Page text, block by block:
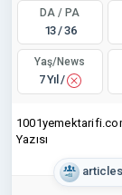
DA / PA
13 / 36
Yaş/News
7 Yıl /
Yazısı